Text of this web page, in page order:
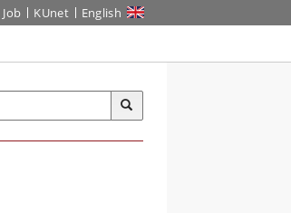
Job KUnet English